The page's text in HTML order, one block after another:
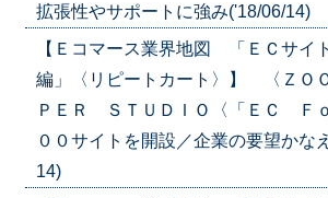
拡張性やサポートに強み('18/06/14)
【Ｅコマース業界地図 「ＥＣサイ
編」〈リピートカート〉】 〈ＺＯ
ＰＥＲ ＳＴＵＤＩＯ〈「ＥＣ Ｆ
００サイトを開設／企業の要望かな
14)